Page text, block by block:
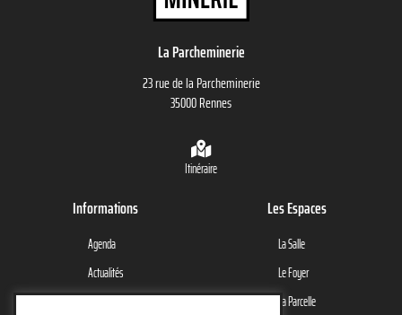
La Parcheminerie
23 rue de la Parcheminerie
35000 Rennes
Itinéraire
Informations
Agenda
Actualités
Le Lieu
Les Espaces
La Salle
Le Foyer
La Parcelle